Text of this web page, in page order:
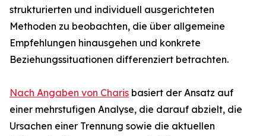
strukturierten und individuell ausgerichteten
Methoden zu beobachten, die über allgemeine
Empfehlungen hinausgehen und konkrete
Beziehungssituationen differenziert betrachten.
Nach Angaben von Charis basiert der Ansatz auf
einer mehrstufigen Analyse, die darauf abzielt, die
Ursachen einer Trennung sowie die aktuellen